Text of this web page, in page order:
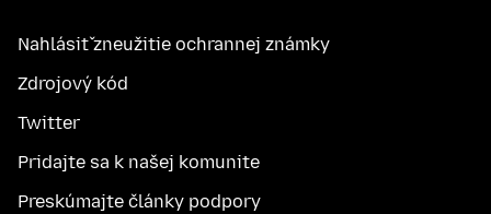
Nahlásiť zneužitie ochrannej známky
Zdrojový kód
Twitter
Pridajte sa k našej komunite
Preskúmajte články podpory